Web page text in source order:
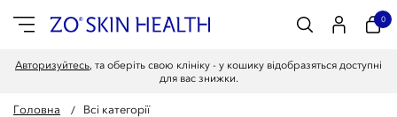
0
Авторизуйтесь, та оберіть свою клініку - у кошику відобразяться доступні
для вас знижки.
Головна Всі категорії